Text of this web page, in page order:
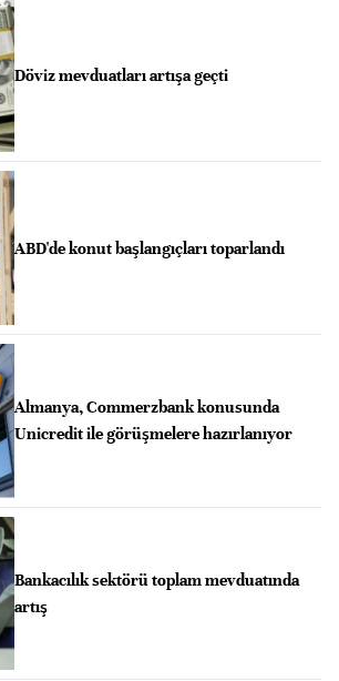
Döviz mevduatları artışa geçti
ABD'de konut başlangıçları toparlandı
Almanya, Commerzbank konusunda
Unicredit ile görüşmelere hazırlanıyor
Bankacılık sektörü toplam mevduatında
artış